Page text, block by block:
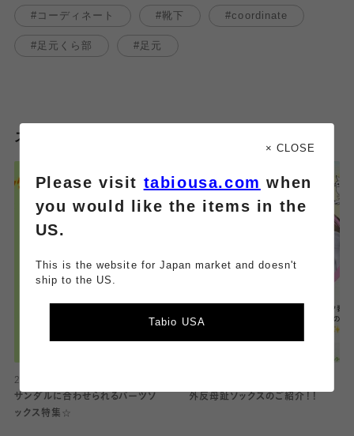
コーディネート 靴下 coordinate
足元くら部 足元
スタッフのその他のブログはこちら
2026.08.08
サンダルに合わせられるパーツソ
ックス特集☆
外反母趾ソックスのご紹介！！
× CLOSE
Please visit tabiousa.com when
you would like the items in the
US.
This is the website for Japan market and doesn't
ship to the US.
Tabio USA